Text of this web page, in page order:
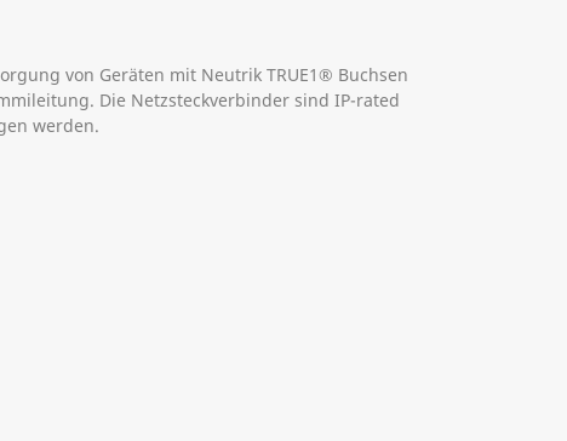
von Geräten mit Neutrik TRUE1® Buchsen
Die Netzsteckverbinder sind IP-rated
werden.